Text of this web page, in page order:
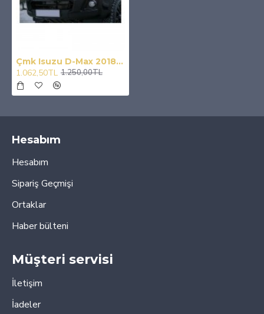
Çmk Isuzu D-Max 2018+ Ön Sis Kaplaması Siyah
1.062,50TL 1.250,00TL
Hesabım
Hesabım
Sipariş Geçmişi
Ortaklar
Haber bülteni
Müşteri servisi
İletişim
İadeler